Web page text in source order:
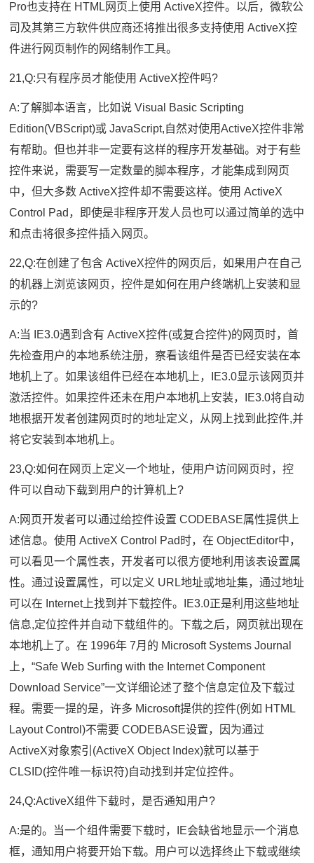
Pro也支持在 HTML网页上使用 ActiveX控件。以后，微软公
司及其第三方软件供应商还将推出很多支持使用 ActiveX控
件进行网页制作的网络制作工具。
21,Q:只有程序员才能使用 ActiveX控件吗?
A:了解脚本语言，比如说 Visual Basic Scripting
Edition(VBScript)或 JavaScript,自然对使用ActiveX控件非常
有帮助。但也并非一定要有这样的程序开发基础。对于有些
控件来说，需要写一定数量的脚本程序，才能集成到网页
中，但大多数 ActiveX控件却不需要这样。使用 ActiveX
Control Pad，即使是非程序开发人员也可以通过简单的选中
和点击将很多控件插入网页。
22,Q:在创建了包含 ActiveX控件的网页后，如果用户在自己
的机器上浏览该网页，控件是如何在用户终端机上安装和显
示的?
A:当 IE3.0遇到含有 ActiveX控件(或复合控件)的网页时，首
先检查用户的本地系统注册，察看该组件是否已经安装在本
地机上了。如果该组件已经在本地机上，IE3.0显示该网页并
激活控件。如果控件还未在用户本地机上安装，IE3.0将自动
地根据开发者创建网页时的地址定义，从网上找到此控件,并
将它安装到本地机上。
23,Q:如何在网页上定义一个地址，使用户访问网页时，控
件可以自动下载到用户的计算机上?
A:网页开发者可以通过给控件设置 CODEBASE属性提供上
述信息。使用 ActiveX Control Pad时，在 ObjectEditor中，
可以看见一个属性表，开发者可以很方便地利用该表设置属
性。通过设置属性，可以定义 URL地址或地址集，通过地址
可以在 Internet上找到并下载控件。IE3.0正是利用这些地址
信息,定位控件并自动下载组件的。下载之后，网页就出现在
本地机上了。在 1996年 7月的 Microsoft Systems Journal
上，“Safe Web Surfing with the Internet Component
Download Service”一文详细论述了整个信息定位及下载过
程。需要一提的是，许多 Microsoft提供的控件(例如 HTML
Layout Control)不需要 CODEBASE设置，因为通过
ActiveX对象索引(ActiveX Object Index)就可以基于
CLSID(控件唯一标识符)自动找到并定位控件。
24,Q:ActiveX组件下载时，是否通知用户?
A:是的。当一个组件需要下载时，IE会缺省地显示一个消息
框，通知用户将要开始下载。用户可以选择终止下载或继续